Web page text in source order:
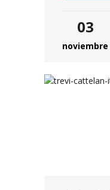
03
noviembre